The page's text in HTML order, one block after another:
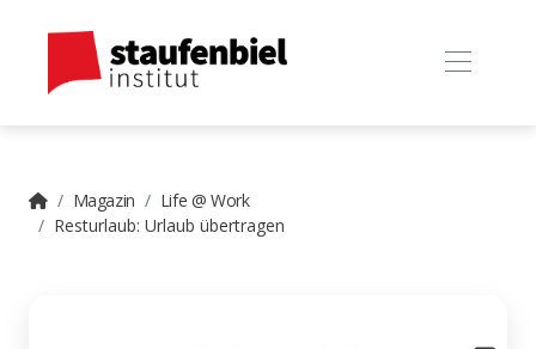
Magazin
Life @ Work
Resturlaub: Urlaub übertragen